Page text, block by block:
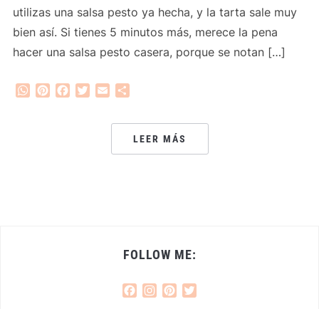
utilizas una salsa pesto ya hecha, y la tarta sale muy
bien así. Si tienes 5 minutos más, merece la pena
hacer una salsa pesto casera, porque se notan […]
WhatsApp
PinterestFacebook
Twitter
Email
LEER MÁS
FOLLOW ME:
Facebook
Instagram
Pinterest